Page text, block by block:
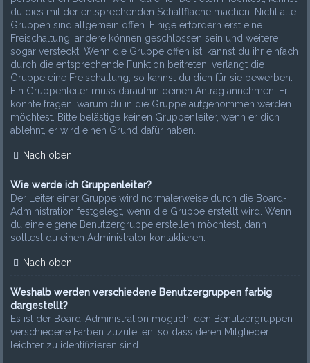
du dies mit der entsprechenden Schaltfläche machen. Nicht alle
Gruppen sind allgemein offen. Einige erfordern erst eine
Freischaltung, andere können geschlossen sein und weitere
sogar versteckt. Wenn die Gruppe offen ist, kannst du ihr einfach
durch die entsprechende Funktion beitreten; verlangt die
Gruppe eine Freischaltung, so kannst du dich für sie bewerben.
Ein Gruppenleiter muss daraufhin deinen Antrag annehmen. Er
könnte fragen, warum du in die Gruppe aufgenommen werden
möchtest. Bitte belästige keinen Gruppenleiter, wenn er dich
ablehnt, er wird einen Grund dafür haben.
Nach oben
Wie werde ich Gruppenleiter?
Der Leiter einer Gruppe wird normalerweise durch die Board-
Administration festgelegt, wenn die Gruppe erstellt wird. Wenn
du eine eigene Benutzergruppe erstellen möchtest, dann
solltest du einen Administrator kontaktieren.
Nach oben
Weshalb werden verschiedene Benutzergruppen farbig
dargestellt?
Es ist der Board-Administration möglich, den Benutzergruppen
verschiedene Farben zuzuteilen, so dass deren Mitglieder
leichter zu identifizieren sind.